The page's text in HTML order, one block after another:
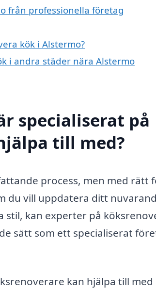
från professionella företag
kök i Alstermo?
i andra städer nära Alstermo
specialiserat på
till med?
process, men med rätt
du vill uppdatera ditt
kan experter på
sätt som ett specialiserat
kan hjälpa till